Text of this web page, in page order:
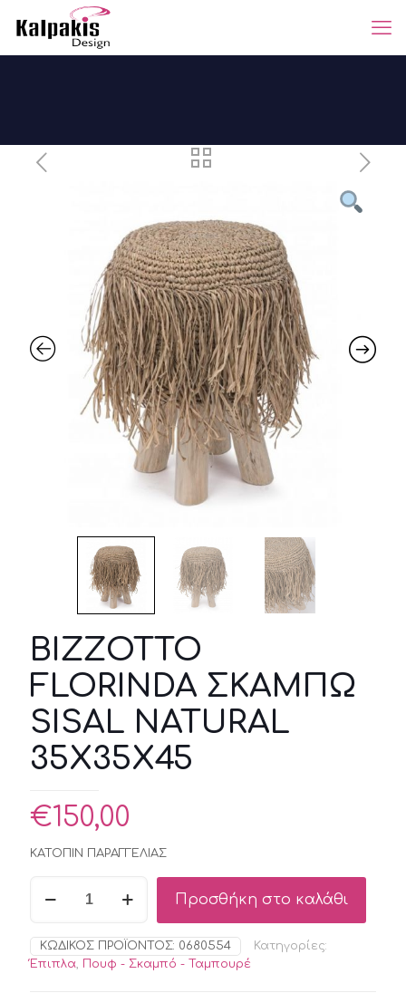
BIZZOTTO
FLORINDA ΣΚΑΜΠΩ
SISAL NATURAL
35X35X45
€150,00
ΚΑΤΟΠΙΝ ΠΑΡΑΓΓΕΛΙΑΣ
FLORINDA
SISAL
NATURAL
35X35X45
Προσθήκη στο καλάθι
ΚΩΔΙΚΌΣ ΠΡΟΪΌΝΤΟΣ: 0680554
Κατηγορίες:
Έπιπλα, Πουφ - Σκαμπό - Ταμπουρέ